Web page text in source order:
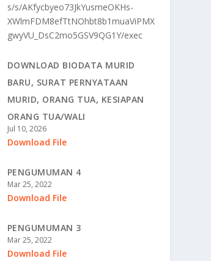
s/s/AKfycbyeo73JkYusmeOKHs-
XWlmFDM8efTtNOhbt8b1muaViPMX
gwyVU_DsC2mo5GSV9QG1Y/exec
DOWNLOAD BIODATA MURID
BARU, SURAT PERNYATAAN
MURID, ORANG TUA, KESIAPAN
ORANG TUA/WALI
Jul 10, 2026
Download File
PENGUMUMAN 4
Mar 25, 2022
Download File
PENGUMUMAN 3
Mar 25, 2022
Download File